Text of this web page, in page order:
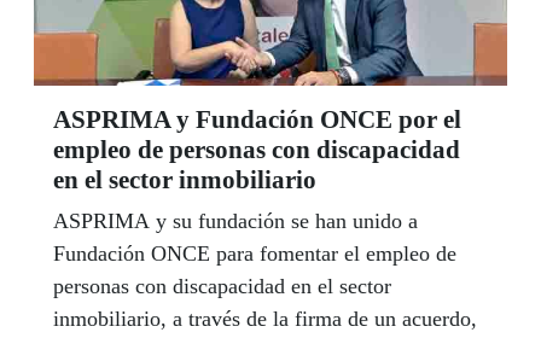
ASPRIMA y Fundación ONCE por el
empleo de personas con discapacidad
en el sector inmobiliario
ASPRIMA y su fundación se han unido a
Fundación ONCE para fomentar el empleo de
personas con discapacidad en el sector
inmobiliario, a través de la firma de un acuerdo,